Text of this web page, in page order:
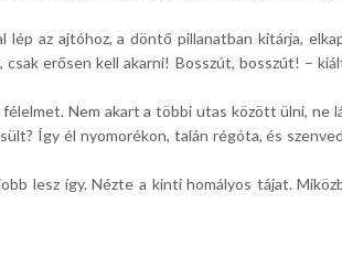
az ajtóhoz, a döntő pillanatban kitárja,
erősen kell akarni! Bosszút, bosszút! –
Nem akart a többi utas között ülni, ne
Így él nyomorékon, talán régóta, és
lesz így. Nézte a kinti homályos tájat.